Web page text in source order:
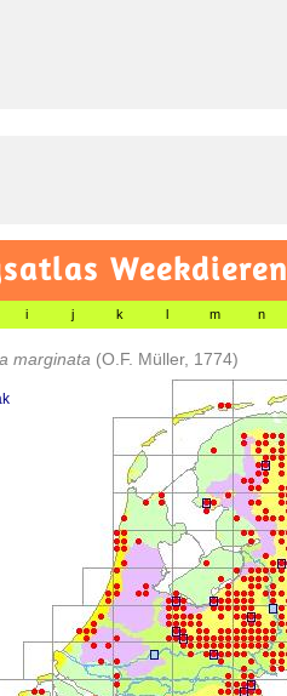
Weekdieren
i j k l m n
marginata (O.F. Müller, 1774)